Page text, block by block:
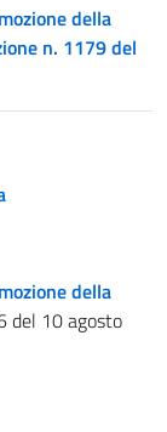
della
n. 1179 del
della
del 10 agosto